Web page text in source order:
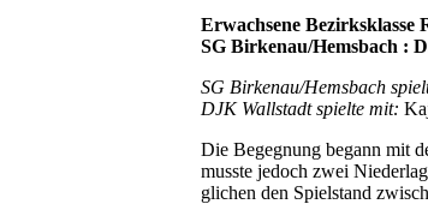
Erwachsene Bezirksklasse
SG Birkenau/Hemsbach :
SG Birkenau/Hemsbach
DJK Wallstadt spielte mit:
Die Begegnung begann mit
musste jedoch zwei
glichen den Spielstand